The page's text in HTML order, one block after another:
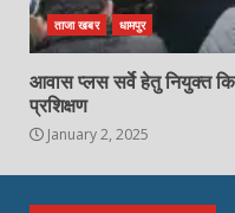
ताजा खबर धामपुर
आवास प्लस सर्वे हेतु नियुक्त किये
प्रशिक्षण
January 2, 2025